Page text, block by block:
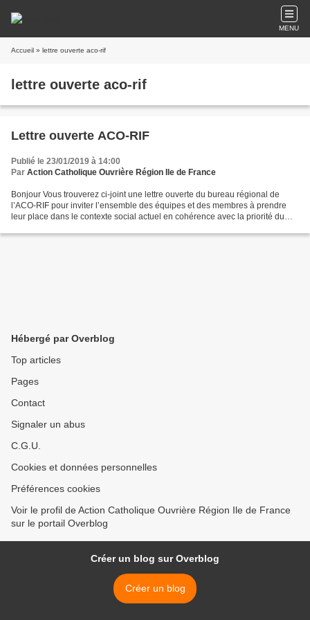
MENU
Accueil » lettre ouverte aco-rif
lettre ouverte aco-rif
Lettre ouverte ACO-RIF
Publié le 23/01/2019 à 14:00
Par Action Catholique Ouvrière Région Ile de France
Bonjour Vous trouverez ci-joint une lettre ouverte du bureau régional de
l’ACO-RIF pour inviter l’ensemble des équipes et des membres à prendre
leur place dans le contexte social actuel en cohérence avec la priorité du
Hébergé par Overblog
Top articles
Pages
Contact
Signaler un abus
C.G.U.
Cookies et données personnelles
Préférences cookies
Voir le profil de Action Catholique Ouvrière Région Ile de France
sur le portail Overblog
Créer un blog sur Overblog
Créer un blog